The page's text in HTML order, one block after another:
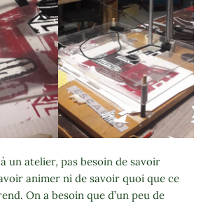
un atelier, pas besoin de savoir
animer ni de savoir quoi que ce
On a besoin que d’un peu de